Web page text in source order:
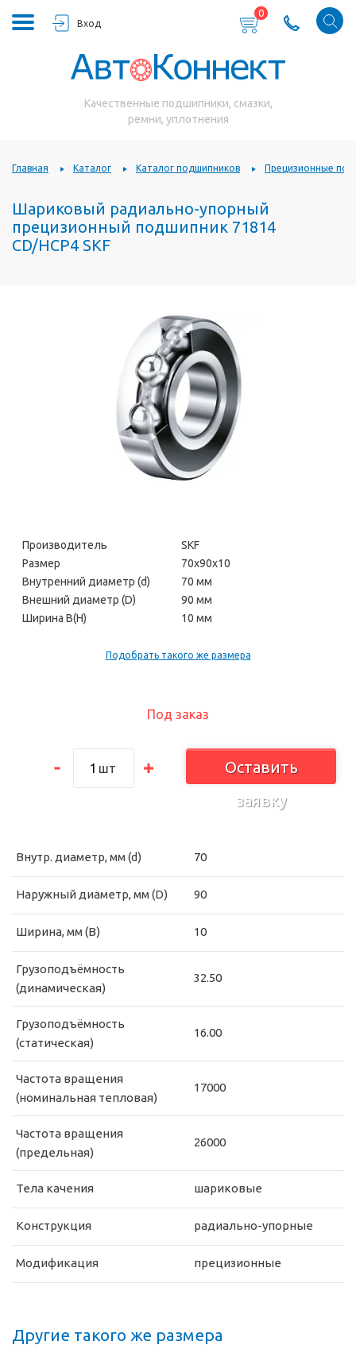
Вход
0
Качественные подшипники, смазки,
ремни, уплотнения
Главная Каталог Каталог подшипников Прецизионные
Шариковый радиально-упорный
прецизионный подшипник 71814
CD/HCP4 SKF
Под заказ
шт
Оставить
заявку
Производитель
SKF
Размер
70х90х10
Внутренний диаметр (d)
70 мм
Внешний диаметр (D)
90 мм
Ширина В(H)
10 мм
Подобрать такого же размера
Внутр. диаметр, мм (d) 70
Наружный диаметр, мм (D) 90
Ширина, мм (B) 10
Грузоподъёмность
(динамическая)
32.50
Грузоподъёмность
(статическая)
16.00
Частота вращения
(номинальная тепловая)
17000
Частота вращения
(предельная)
26000
Тела качения шариковые
Конструкция радиально-упорные
Модификация прецизионные
Другие такого же размера